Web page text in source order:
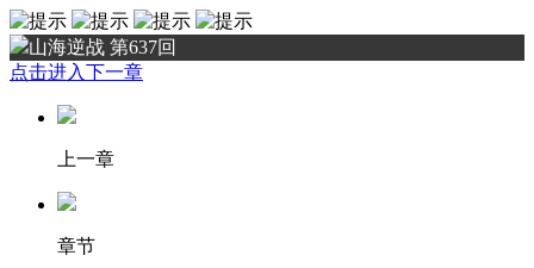
山海逆战 第637回
点击进入下一章
上一章
章节